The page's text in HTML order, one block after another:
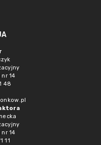
14
48
14
11